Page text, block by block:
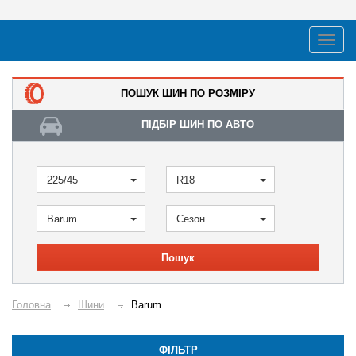
ПОШУК ШИН ПО РОЗМІРУ
ПІДБІР ШИН ПО АВТО
225/45 R18
Barum Сезон
Пошук
Головна Шини Barum
ФІЛЬТР